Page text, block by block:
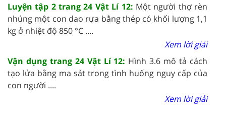
Luyện tập 2 trang 24 Vật Lí 12: Một người thợ rèn
nhúng một con dao rựa bằng thép có khối lượng 1,1
kg ở nhiệt độ 850 °C ....
Xem lời giải
Vận dụng trang 24 Vật Lí 12: Hình 3.6 mô tả cách
tạo lửa bằng ma sát trong tình huống nguy cấp của
con người ....
Xem lời giải